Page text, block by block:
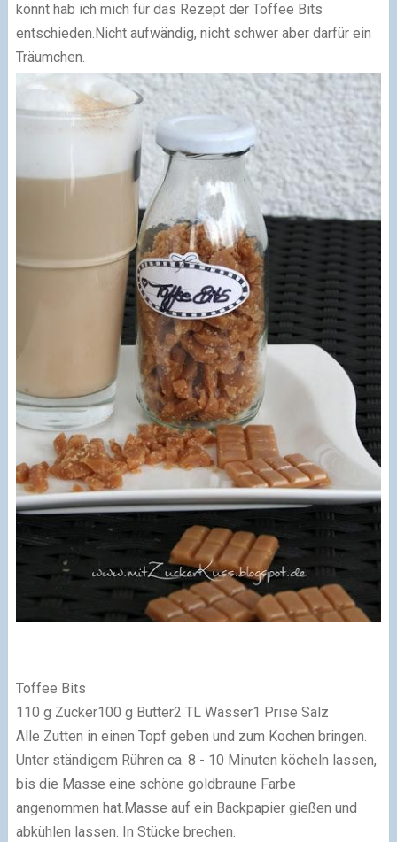
könnt hab ich mich für das Rezeptder Toffee Bits
entschieden. Nicht aufwändig, nicht schwer aber darfür ein
Träumchen.
Toffee Bits
110 g Zucker100 g Butter2 TL Wasser1 Prise Salz
Alle Zutten in einen Topf geben und zum Kochen bringen.
Unter ständigem Rühren ca. 8 - 10 Minuten köcheln lassen,
bis die Masse eine schöne goldbraune Farbe
angenommen hat.Masse auf ein Backpapier gießen und
abkühlen lassen. In Stücke brechen.